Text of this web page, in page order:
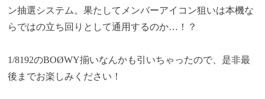
ン抽選システム。果たしてメンバーアイコン狙いは本機な
らではの立ち回りとして通用するのか…！？
1/8192のBOØWY揃いなんかも引いちゃったので、是非最
後までお楽しみください！